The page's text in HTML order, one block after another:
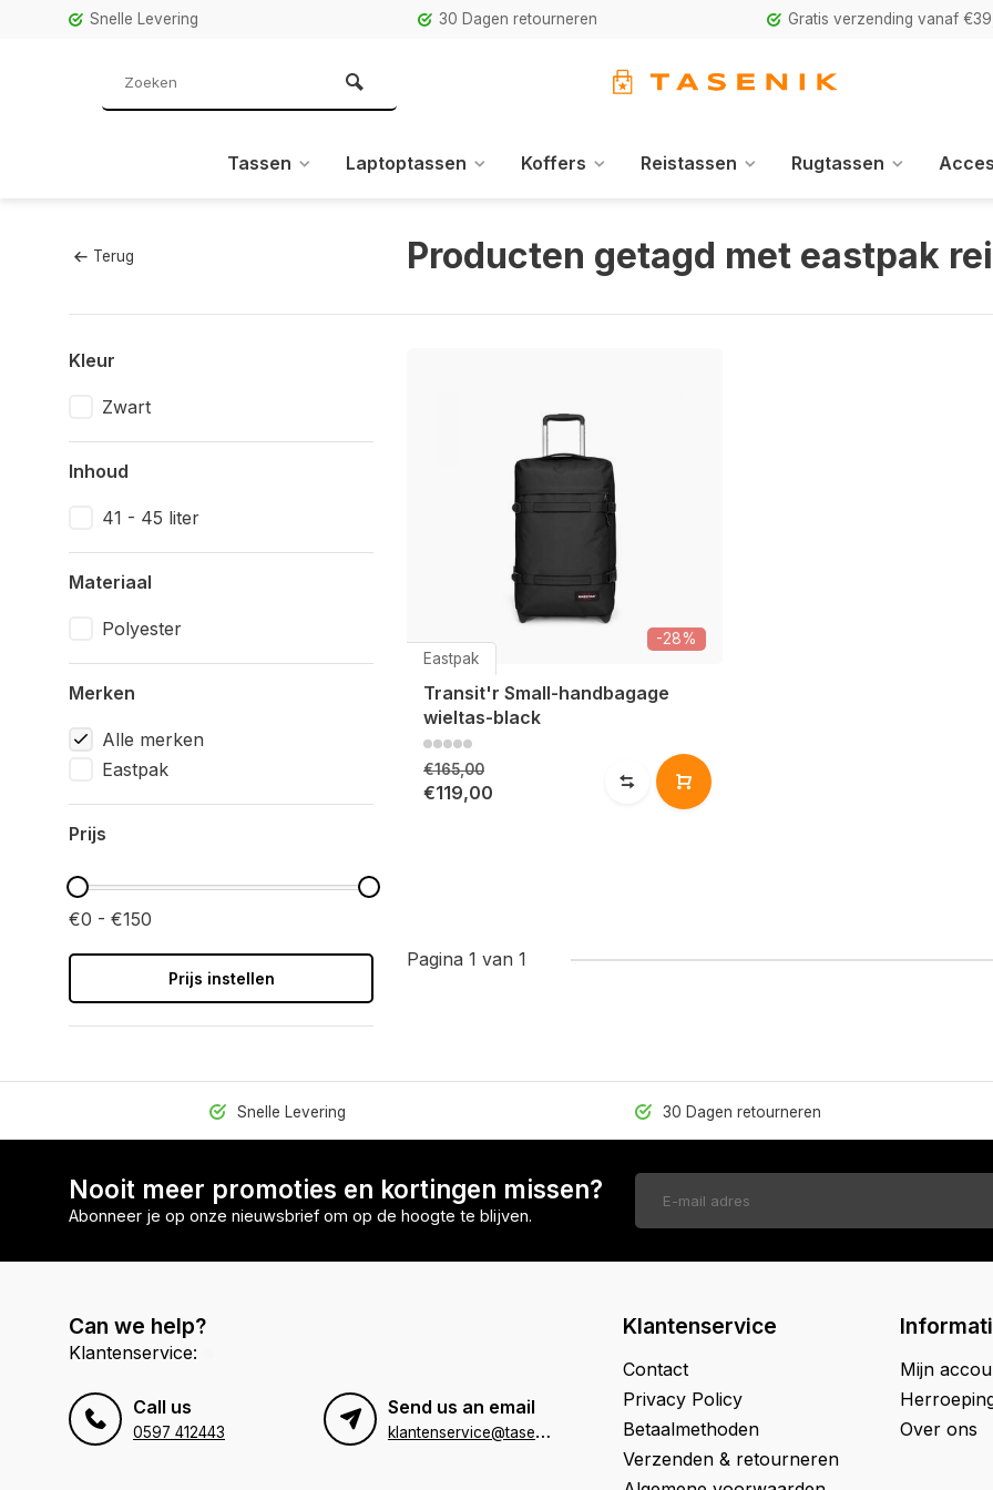
Snelle Levering 30 Dagen retourneren Gratis verzending vanaf
Tassen Laptoptassen Koffers Reistassen Rugtassen
Terug Producten getagd met eastpak
Kleur
Zwart
Inhoud
41 - 45 liter
Materiaal
Polyester
Merken
Alle merken
Eastpak
Prijs
€0 - €150
Prijs instellen
-28%
Eastpak
Transit'r Small-handbagage
wieltas-black
€165,00
€119,00
Pagina 1 van 1
Snelle Levering 30 Dagen retourneren
Nooit meer promoties en kortingen missen?
Abonneer je op onze nieuwsbrief om op de hoogte te blijven.
Can we help?
Klantenservice:
Call us
0597 412443
Send us an email
k
lantenservice@tasenik.nl
Klantenservice
Contact
Privacy Policy
Betaalmethoden
Verzenden & retourneren
Mijn
Over ons